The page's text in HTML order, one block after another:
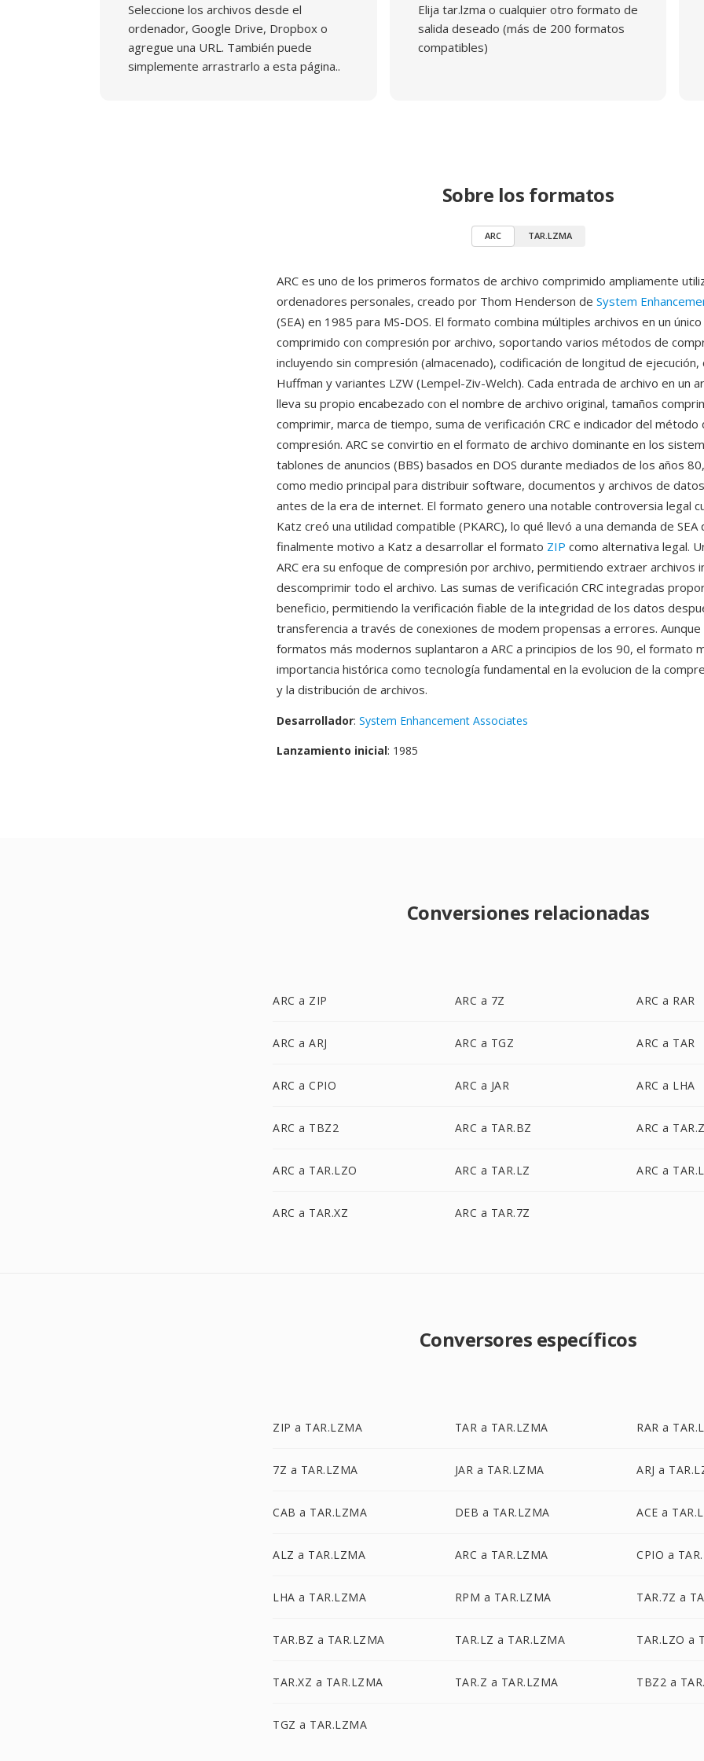
Seleccione los archivos desde el
ordenador, Google Drive, Dropbox o
agregue una URL. También puede
simplemente arrastrarlo a esta página..
Elija tar.lzma o cualquier otro formato de
salida deseado (más de 200 formatos
compatibles)
Sobre los formatos
ARC TAR.LZMA
ARC es uno de los primeros formatos de archivo comprimido ampliamente
ordenadores personales, creado por Thom Henderson de System
(SEA) en 1985 para MS-DOS. El formato combina múltiples archivos en un
comprimido con compresión por archivo, soportando varios métodos de
incluyendo sin compresión (almacenado), codificación de longitud de ejecución,
Huffman y variantes LZW (Lempel-Ziv-Welch). Cada entrada de archivo en un
lleva su propio encabezado con el nombre de archivo original, tamaños
comprimir, marca de tiempo, suma de verificación CRC e indicador del método
compresión. ARC se convirtio en el formato de archivo dominante en los
tablones de anuncios (BBS) basados en DOS durante mediados de los años
como medio principal para distribuir software, documentos y archivos de
antes de la era de internet. El formato genero una notable controversia legal
Katz creó una utilidad compatible (PKARC), lo qué llevó a una demanda de SEA
finalmente motivo a Katz a desarrollar el formato ZIP como alternativa legal.
ARC era su enfoque de compresión por archivo, permitiendo extraer archivos
descomprimir todo el archivo. Las sumas de verificación CRC integradas
beneficio, permitiendo la verificación fiable de la integridad de los datos
transferencia a través de conexiones de modem propensas a errores. Aunque
formatos más modernos suplantaron a ARC a principios de los 90, el formato
importancia histórica como tecnología fundamental en la evolucion de la
y la distribución de archivos.
Desarrollador: System Enhancement Associates
Lanzamiento inicial: 1985
Conversiones relacionadas
ARC a ZIP ARC a 7Z ARC a RAR
ARC a ARJ ARC a TGZ ARC a TAR
ARC a CPIO ARC a JAR ARC a LHA
ARC a TBZ2 ARC a TAR.BZ ARC a TAR.Z
ARC a TAR.LZO ARC a TAR.LZ ARC a
ARC a TAR.XZ ARC a TAR.7Z
Conversores específicos
ZIP a TAR.LZMA TAR a TAR.LZMA RAR a
7Z a TAR.LZMA JAR a TAR.LZMA ARJ a
CAB a TAR.LZMA DEB a TAR.LZMA ACE a
ALZ a TAR.LZMA ARC a TAR.LZMA CPIO a
LHA a TAR.LZMA RPM a TAR.LZMA TAR.7Z a
TAR.BZ a TAR.LZMA TAR.LZ a TAR.LZMA TAR.LZO a
TAR.XZ a TAR.LZMA TAR.Z a TAR.LZMA TBZ2 a
TGZ a TAR.LZMA